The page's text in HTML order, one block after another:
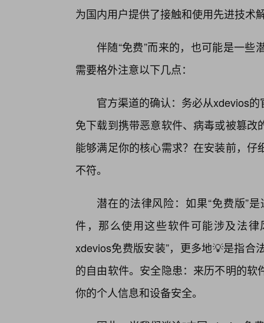
为国内用户提供了接触和使用先进技术
伴随“免费”而来的，也可能是一
需要格外注意以下几点：
官方渠道的确认：务必从xdevios
免下载到携带恶意软件、病毒或被篡
能够满足你的核心需求？在安装前，
不符。
潜在的法律风险：如果“免费版”
件，那么使用这些软件可能涉及法
xdevios免费版安装”，更多地💡是指
的自由软件。安全隐患：来历不明的
你的个人信息和设备安全。